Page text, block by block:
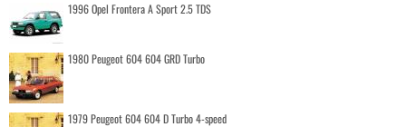
1996 Opel Frontera A Sport 2.5 TDS
1980 Peugeot 604 604 GRD Turbo
1979 Peugeot 604 604 D Turbo 4-speed